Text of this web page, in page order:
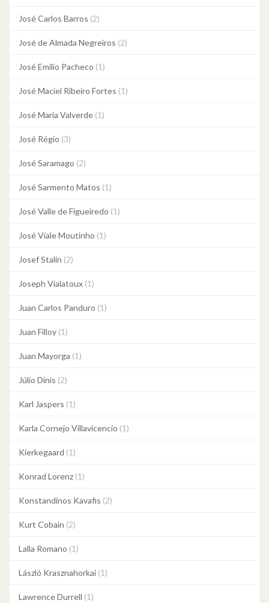
José Carlos Barros (2)
José de Almada Negreiros (2)
José Emilio Pacheco (1)
José Maciel Ribeiro Fortes (1)
José Maria Valverde (1)
José Régio (3)
José Saramago (2)
José Sarmento Matos (1)
José Valle de Figueiredo (1)
José Viale Moutinho (1)
Josef Stalin (2)
Joseph Vialatoux (1)
Juan Carlos Panduro (1)
Juan Filloy (1)
Juan Mayorga (1)
Júlio Dinis (2)
Karl Jaspers (1)
Karla Cornejo Villavicencio (1)
Kierkegaard (1)
Konrad Lorenz (1)
Konstandinos Kavafis (2)
Kurt Cobain (2)
Lalla Romano (1)
László Krasznahorkai (1)
Lawrence Durrell (1)